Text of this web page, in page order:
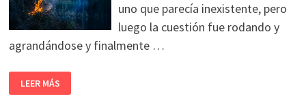
uno que parecía inexistente, pero
luego la cuestión fue rodando y
agrandándose y finalmente …
LEER MÁS